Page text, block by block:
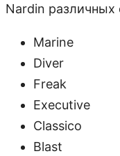
Nardin различных
Marine
Diver
Freak
Executive
Classico
Blast